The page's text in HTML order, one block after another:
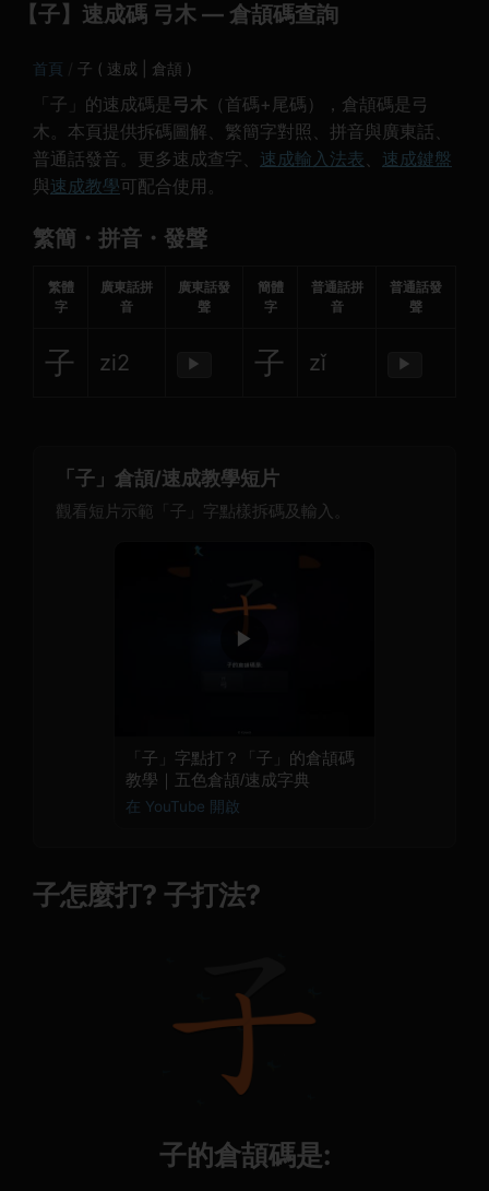
【子】速成碼 弓木 — 倉頡碼查詢
首頁 子 ( 速成 | 倉頡 )
「子」的速成碼是 弓木 （首碼+尾碼），倉頡碼是弓
木。本頁提供拆碼圖解、繁簡字對照、拼音與廣東話、
普通話發音。更多速成查字、 速成輸入法表、 速成鍵盤
與速成教學可配合使用。
繁簡・拼音・發聲
繁體
字
廣東話拼
音
廣東話發
聲
簡體
字
普通話拼
音
普通話發
聲
子 zi2 ▶ 子 zǐ ▶
「子」倉頡/速成教學短片
觀看短片示範「子」字點樣拆碼及輸入。
▶
「子」字點打？「子」的倉頡碼
教學｜五色倉頡/速成字典
在 YouTube 開啟
子怎麼打? 子打法?
子的倉頡碼是: